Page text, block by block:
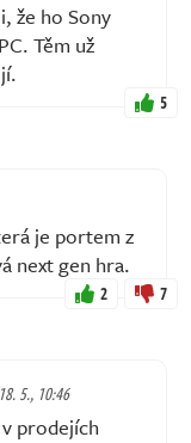
že ho Sony
Těm už
5
je portem z
next gen hra.
2 7
5., 10:46
prodejích